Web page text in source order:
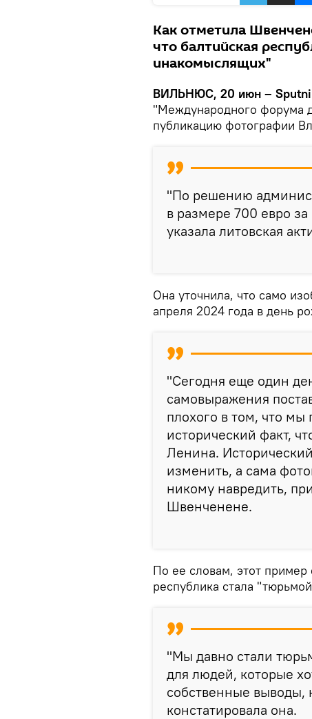
Как отметила
что балтийская
инакомыслящих"
ВИЛЬНЮС, 20 июн –
"Международного форума
публикацию фотографии
"По решению
в размере 700 евро
указала литовская
Она уточнила, что само
апреля 2024 года в день
"Сегодня еще один
самовыражения
плохого в том, что
исторический факт,
Ленина.
изменить, а сама
никому навредить,
Швенченене.
По ее словам, этот пример
республика стала
"Мы давно стали
для людей, которые
собственные выводы,
констатировала она.